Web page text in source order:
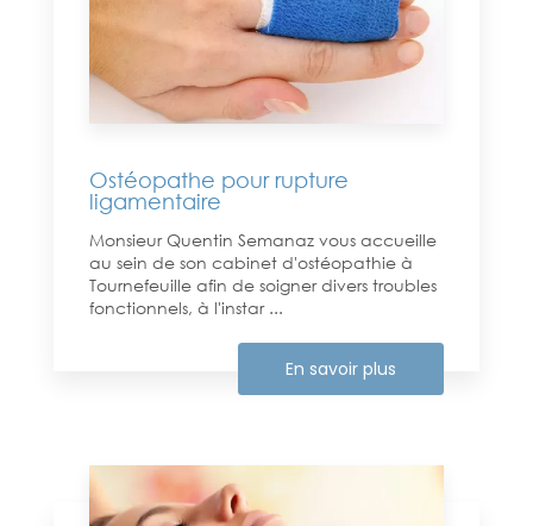
Ostéopathe pour rupture
ligamentaire
Monsieur Quentin Semanaz vous accueille
au sein de son cabinet d'ostéopathie à
Tournefeuille afin de soigner divers troubles
fonctionnels, à l'instar ...
En savoir plus